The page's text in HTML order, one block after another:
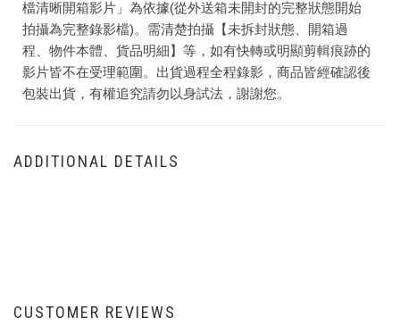
檔清晰開箱影片」為依據(從外送箱未開封的完整狀態開始
拍攝為完整錄影檔)。需清楚拍攝【未拆封狀態、開箱過
程、物件本體、貨品明細】等，如有快轉或明顯剪輯痕跡的
影片皆不在受理範圍。出貨過程全程錄影，商品皆經確認後
包裝出貨，有權追究請勿以身試法，謝謝您。
ADDITIONAL DETAILS
CUSTOMER REVIEWS